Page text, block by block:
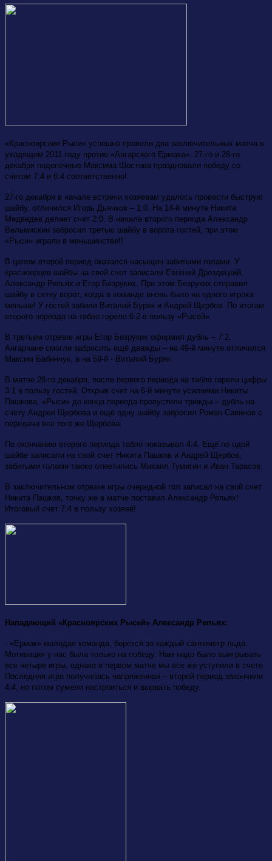
«Красноярские Рыси» успешно провели два заключительных матча в
уходящем 2011 году против «Ангарского Ермака». 27-го и 28-го
декабря подопечные Максима Шостова праздновали победу со
счетом 7:4 и 6:4 соответственно!
27-го декабря в начале встречи хозяевам удалось провести быструю
шайбу, отличился Игорь Дьячков – 1:0. На 14-й минуте Никита
Медведев делает счет 2:0. В начале второго периода Александр
Вельмискин забросил третью шайбу в ворота гостей, при этом
«Рыси» играли в меньшинстве!!
В целом второй период оказался насыщен забитыми голами. У
красноярцев шайбы на свой счет записали Евгений Дроздецкий,
Александр Репьях и Егор Безруких. При этом Безруких отправил
шайбу в сетку ворот, когда в команде вновь было на одного игрока
меньше! У гостей забили Виталий Буряк и Андрей Щербов. По итогам
второго периода на табло горело 6:2 в пользу «Рысей».
В третьем отрезке игры Егор Безруких оформил дубль – 7:2.
Ангарчане смогли забросить ещё дважды – на 49-й минуте отличился
Максим Бабинчук, а на 59-й - Виталий Буряк.
В матче 28-го декабря, после первого периода на табло горели цифры
3:1 в пользу гостей. Открыв счет на 6-й минуте усилиями Никиты
Пашкова, «Рыси» до конца периода пропустили трижды – дубль на
счету Андрея Щербова и ещё одну шайбу забросил Роман Савинов с
передачи все того же Щербова.
По окончанию второго периода табло показывал 4:4. Ещё по одой
шайбе записали на свой счет Никита Пашков и Андрей Щербов,
забитыми голами также отметились Михаил Тумигин и Иван Тарасов.
В заключительном отрезке игры очередной гол записал на свой счет
Никита Пашков, точку же в матче поставил Александр Репьях!
Итоговый счет 7:4 в пользу хозяев!
Нападающий «Красноярских Рысей» Александр Репьях:
- «Ермак» молодая команда, борется за каждый сантиметр льда.
Мотивация у нас была только на победу. Нам надо было выигрывать
все четыре игры, однако в первом матче мы все же уступили в счете.
Последняя игра получилась напряженная – второй период закончили
4:4, но потом сумели настроиться и вырвать победу.